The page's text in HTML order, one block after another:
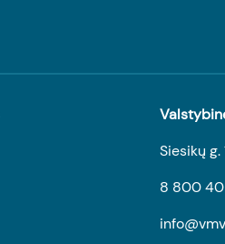
Siesikų
8 800